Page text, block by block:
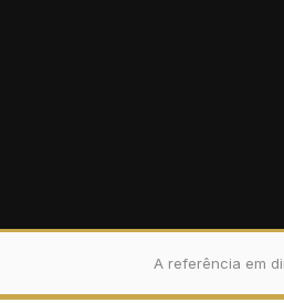
A referência em